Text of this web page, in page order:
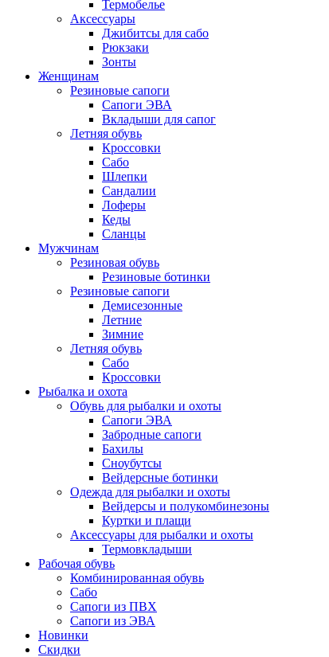
Термобелье
Аксессуары
Джибитсы для сабо
Рюкзаки
Зонты
Женщинам
Резиновые сапоги
Cапоги ЭВА
Вкладыши для сапог
Летняя обувь
Кроссовки
Сабо
Шлепки
Сандалии
Лоферы
Кеды
Сланцы
Мужчинам
Резиновая обувь
Резиновые ботинки
Резиновые сапоги
Демисезонные
Летние
Зимние
Летняя обувь
Сабо
Кроссовки
Рыбалка и охота
Обувь для рыбалки и охоты
Сапоги ЭВА
Забродные сапоги
Бахилы
Сноубутсы
Вейдерсные ботинки
Одежда для рыбалки и охоты
Вейдерсы и полукомбинезоны
Куртки и плащи
Аксессуары для рыбалки и охоты
Термовкладыши
Рабочая обувь
Комбинированная обувь
Сабо
Сапоги из ПВХ
Сапоги из ЭВА
Новинки
Скидки